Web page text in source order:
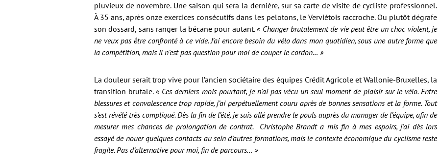
pluvieux de novembre. Une saison qui sera la dernière, sur sa carte de visite de cycliste professionnel.
À 35 ans, après onze exercices consécutifs dans les pelotons, le Verviétois raccroche. Ou plutôt dégrafe
son dossard, sans ranger la bécane pour autant.« Changer brutalement de vie peut être un choc violent, je
ne veux pas être confronté à ce vide. J’ai encore besoin du vélo dans mon quotidien, sous une autre forme que
la compétition, mais il n’est pas question pour moi de couper le cordon… »
La douleur serait trop vive pour l’ancien sociétaire des équipes Crédit Agricole et Wallonie-Bruxelles, la
transition brutale.« Ces derniers mois pourtant, je n’ai pas vécu un seul moment de plaisir sur le vélo. Entre
blessures et convalescence trop rapide, j’ai perpétuellement couru après de bonnes sensations et la forme. Tout
s’est révélé très compliqué. Dès la fin de l’été, je suis allé prendre le pouls auprès du manager de l’équipe, afin de
mesurer mes chances de prolongation de contrat. Christophe Brandt a mis fin à mes espoirs, j’ai dès lors
essayé de nouer quelques contacts au sein d’autres formations, mais le contexte économique du cyclisme reste
fragile. Pas d’alternative pour moi, fin de parcours… »